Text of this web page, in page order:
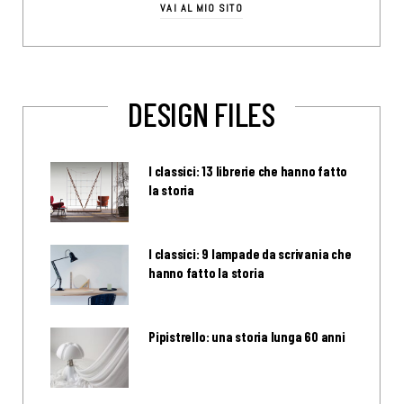
VAI AL MIO SITO
DESIGN FILES
I classici: 13 librerie che hanno fatto
la storia
I classici: 9 lampade da scrivania che
hanno fatto la storia
Pipistrello: una storia lunga 60 anni